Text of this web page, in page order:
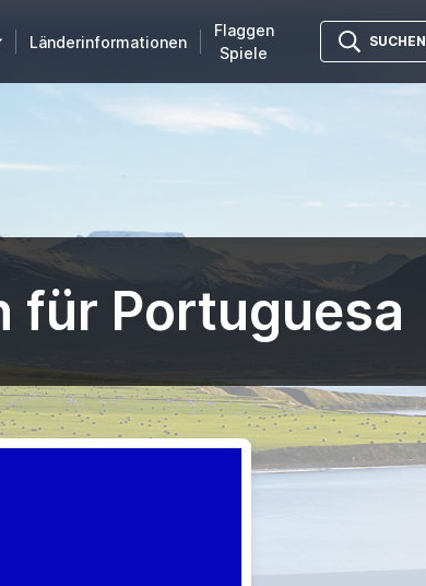
Länderinformationen
Flaggen
Spiele
SUCHEN
für Portuguesa